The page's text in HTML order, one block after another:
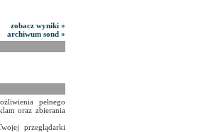
zobacz wyniki »
archiwum sond »
pełnego
oraz zbierania
przeglądarki